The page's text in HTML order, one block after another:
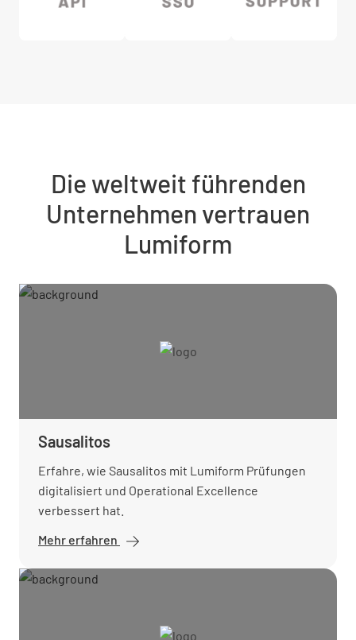
Die weltweit führenden
Unternehmen vertrauen
Lumiform
Sausalitos
Erfahre, wie Sausalitos mit Lumiform Prüfungen
digitalisiert und Operational Excellence
verbessert hat.
Mehr erfahren